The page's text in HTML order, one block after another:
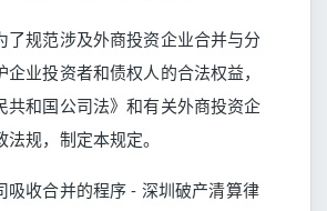
范涉及外商投资企业合并与分
企业投资者和债权人的合法权益，
共和国公司法》和有关外商投资企
规，制定本规定。
吸收合并的程序 - 深圳破产清算律